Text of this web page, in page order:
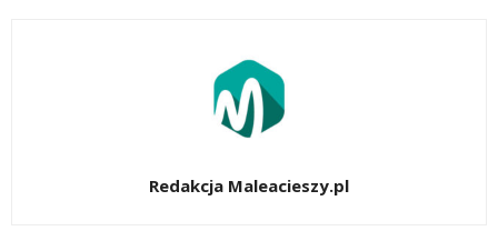
Redakcja Maleacieszy.pl